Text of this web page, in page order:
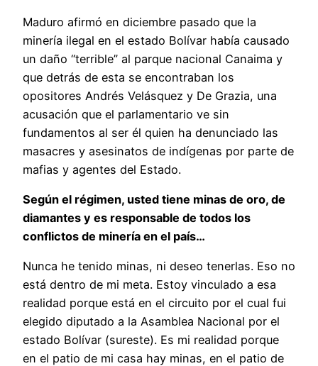
Maduro afirmó en diciembre pasado que la
minería ilegal en el estado Bolívar había causado
un daño “terrible” al parque nacional Canaima y
que detrás de esta se encontraban los
opositores Andrés Velásquez y De Grazia, una
acusación que el parlamentario ve sin
fundamentos al ser él quien ha denunciado las
masacres y asesinatos de indígenas por parte de
mafias y agentes del Estado.
Según el régimen, usted tiene minas de oro, de
diamantes y es responsable de todos los
conflictos de minería en el país…
Nunca he tenido minas, ni deseo tenerlas. Eso no
está dentro de mi meta. Estoy vinculado a esa
realidad porque está en el circuito por el cual fui
elegido diputado a la Asamblea Nacional por el
estado Bolívar (sureste). Es mi realidad porque
en el patio de mi casa hay minas, en el patio de